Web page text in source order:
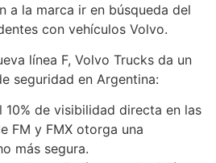
a la marca ir en búsqueda del
con vehículos Volvo.
línea F, Volvo Trucks da un
seguridad en Argentina:
10% de visibilidad directa en las
FM y FMX otorga una
más segura.